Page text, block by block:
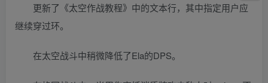
更新了《太空作战教程》中的文本行，其中指定用户应
继续穿过环。
在太空战斗中稍微降低了Ela的DPS。